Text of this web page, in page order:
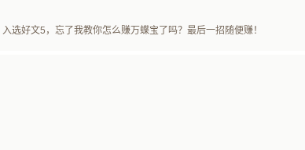
选好文5，忘了我教你怎么赚万蝶宝了吗？最后一招随便赚！